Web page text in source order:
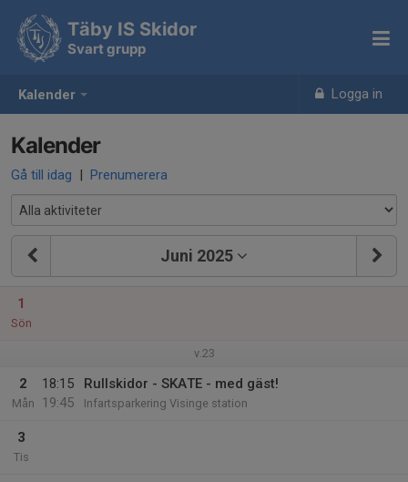
Kalender Logga in
Täby IS Skidor
Svart grupp
Kalender
Gå till idag | Prenumerera
Juni 2025
1
Sön
v.23
2
Mån
18:15
19:45
Rullskidor - SKATE - med gäst!
Infartsparkering Visinge station
3
Tis